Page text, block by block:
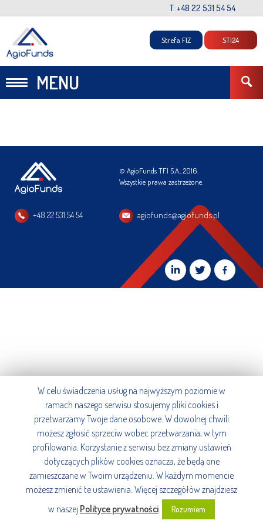
T: +48 22 531 54 54
MENU
Strefa FIZ STI24
© AgioFunds TFI S.A., 2016.
Wszystkie prawa zastrzeżone.
+48 22 531 54 54 agiofunds@agiofunds.pl
W celu świadczenia usług na najwyższym poziomie w
ramach naszego serwisu stosujemy pliki cookies i
przetwarzamy Twoje dane osobowe. W dowolnej chwili
możesz zgłosić sprzeciw wobec przetwarzania, w tym
profilowania. Korzystanie z serwisu bez zmiany ustawień
dotyczących plików cookies oznacza, że będą one
zamieszczane w Twoim urządzeniu. W każdym momencie
możesz zmienić te ustawienia. Więcej szczegółów znajdziesz
w naszej Polityce prywatności. Rozumiem